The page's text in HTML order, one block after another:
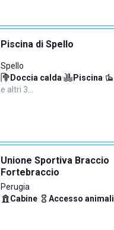
Piscina di Spello
Spello
Doccia calda· Piscina·
e altri 3…
Unione Sportiva Braccio
Fortebraccio
Perugia
Cabine· Accesso animali